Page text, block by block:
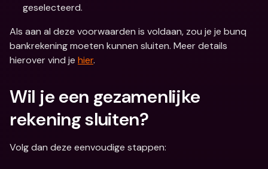
geselecteerd.
Als aan al deze voorwaarden is voldaan, zou je je bunq
bankrekening moeten kunnen sluiten. Meer details
hierover vind je hier.
Wil je een gezamenlijke
rekening sluiten?
Volg dan deze eenvoudige stappen: